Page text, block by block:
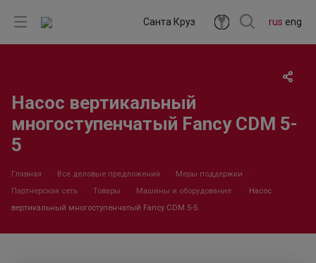
rus eng
Санта Круз
Насос вертикальный
многоступенчатый Fancy CDM 5-
5
Главная Все деловые предложения
Меры поддержки
Партнерская сеть
Товары Машины и оборудование
Насос
вертикальный многоступенчатый Fancy CDM 5-5